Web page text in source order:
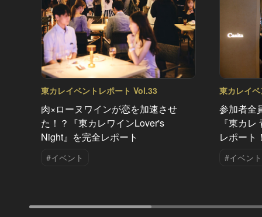
東カレイベントレポート Vol.33
肉×ローヌワインが恋を加速させ
た！？『東カレワインLover's
Night』を完全レポート
#イベント
東カレイ
参加者全
『東カ
レポート
#イベント